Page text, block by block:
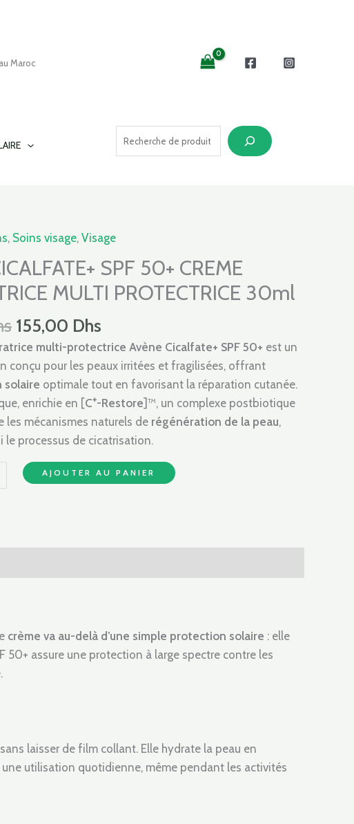
Maroc
, Soins visage, Visage
SPF 50+ CREME
MULTI PROTECTRICE 30ml
Le
prix
initial
était :
229,00 Dhs.
155,00 Dhs
Le
prix
actuel
est :
multi-protectrice Avène Cicalfate+ SPF 50+ est un
conçu pour les peaux irritées et fragilisées, offrant
solaire optimale tout en favorisant la réparation cutanée.
enrichie en [C⁺-Restore]™, un complexe postbiotique
les mécanismes naturels de régénération de la peau,
le processus de cicatrisation.
AJOUTER AU PANIER
crème va au-delà d’une simple protection solaire : elle
50+ assure une protection à large spectre contre les
laisser de film collant. Elle hydrate la peau en
utilisation quotidienne, même pendant les activités